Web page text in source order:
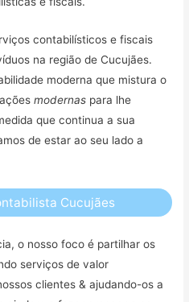
contabilísticos e fiscais
na região de Cucujães.
moderna que mistura o
modernas para lhe
que continua a sua
de estar ao seu lado a
Cucujães
o nosso foco é partilhar os
serviços de valor
clientes & ajudando-os a